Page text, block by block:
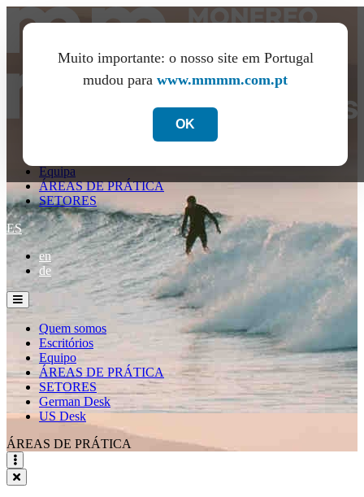
Muito importante: o nosso site em Portugal
mudou para www.mmmm.com.pt
OK
Equipa
ÁREAS DE PRÁTICA
SETORES
ES
en
de
Quem somos
Escritórios
Equipo
ÁREAS DE PRÁTICA
SETORES
German Desk
US Desk
ÁREAS DE PRÁTICA